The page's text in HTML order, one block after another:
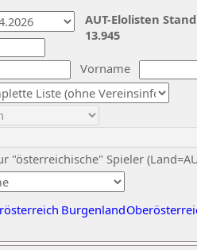
Vorname
"österreichische" Spieler
Burgenland
AUT-Elolisten
13.945